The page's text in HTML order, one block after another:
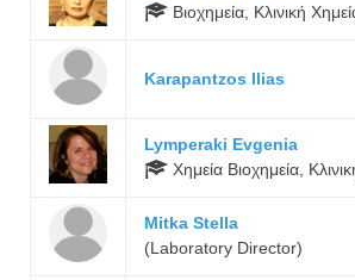
Βιοχημεία, Κλινική
Karapantzos Ilias
Lymperaki Evgenia
Χημεία Βιοχημεία,
Mitka Stella
(Laboratory Director)